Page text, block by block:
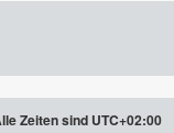
Zeiten sind UTC+02:00